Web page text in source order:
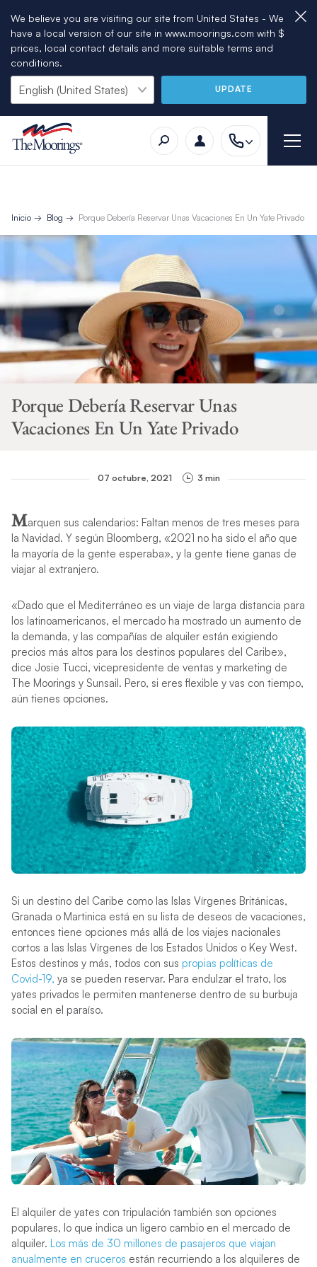
We believe you are visiting our site from United States - We
have a local version of our site in www.moorings.com with $
prices, local contact details and more suitable terms and
conditions.
UPDATE
Inicio Blog Porque Debería Reservar Unas Vacaciones En Un Yate Privado
Porque Debería Reservar Unas
Vacaciones En Un Yate Privado
07 octubre, 2021 3 min
Marquen sus calendarios: Faltan menos de tres meses para
la Navidad. Y según Bloomberg, «2021 no ha sido el año que
la mayoría de la gente esperaba», y la gente tiene ganas de
viajar al extranjero.
«Dado que el Mediterráneo es un viaje de larga distancia para
los latinoamericanos, el mercado ha mostrado un aumento de
la demanda, y las compañías de alquiler están exigiendo
precios más altos para los destinos populares del Caribe»,
dice Josie Tucci, vicepresidente de ventas y marketing de
The Moorings y Sunsail. Pero, si eres flexible y vas con tiempo,
aún tienes opciones.
Si un destino del Caribe como las Islas Vírgenes Británicas,
Granada o Martinica está en su lista de deseos de vacaciones,
entonces tiene opciones más allá de los viajes nacionales
cortos a las Islas Vírgenes de los Estados Unidos o Key West.
Estos destinos y más, todos con sus propias políticas de
Covid-19, ya se pueden reservar. Para endulzar el trato, los
yates privados le permiten mantenerse dentro de su burbuja
social en el paraíso.
El alquiler de yates con tripulación también son opciones
populares, lo que indica un ligero cambio en el mercado de
alquiler. Los más de 30 millones de pasajeros que viajan
anualmente en cruceros están recurriendo a los alquileres de